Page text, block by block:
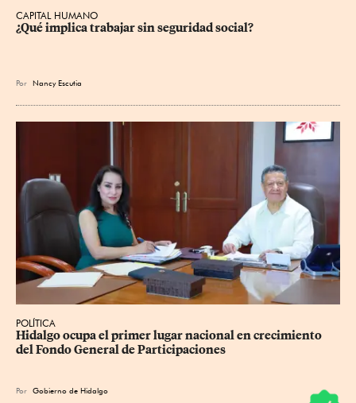
CAPITAL HUMANO
¿Qué implica trabajar sin seguridad social?
Por Nancy Escutia
POLÍTICA
Hidalgo ocupa el primer lugar nacional en crecimiento
del Fondo General de Participaciones
Por Gobierno de Hidalgo